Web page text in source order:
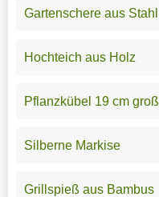
Gartenschere aus Stahl
Hochteich aus Holz
Pflanzkübel 19 cm groß
Silberne Markise
Grillspieß aus Bambus